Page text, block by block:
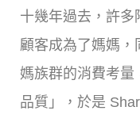
十幾年過去，許多
顧客成為了媽媽，
媽族群的消費考量
品質」，於是